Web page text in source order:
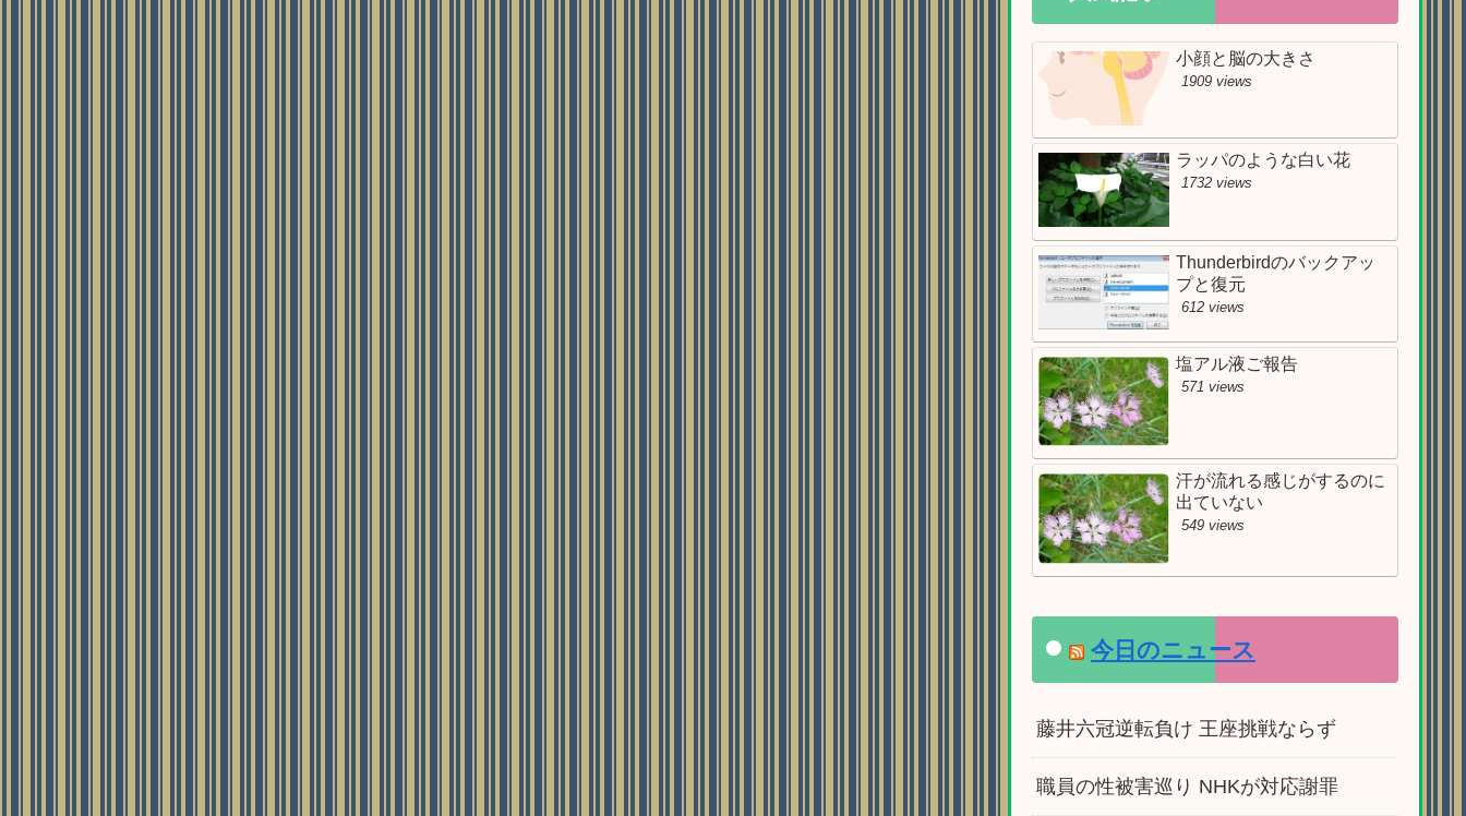
小顔と脳の大きさ
1909 views
ラッパのような白い花
1732 views
Thunderbirdのバックアッ
プと復元
612 views
塩アル液ご報告
571 views
汗が流れる感じがするのに
出ていない
549 views
今日のニュース
藤井六冠逆転負け 王座挑戦ならず
職員の性被害巡り NHKが対応謝罪